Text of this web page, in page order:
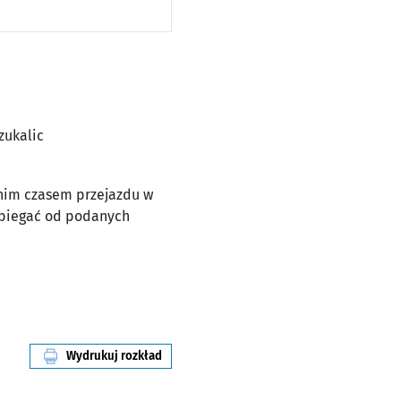
czasem przejazdu w
od podanych
Wydrukuj rozkład
linii nr 903